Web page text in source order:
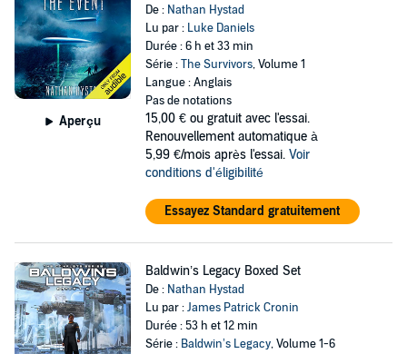
Aperçu
De : Nathan Hystad
Lu par : Luke Daniels
Durée : 6 h et 33 min
Série :The Survivors, Volume 1
Langue : Anglais
Pas de notations
15,00 € ou gratuit avec l'essai.
Renouvellement automatique à
5,99 €/mois après l'essai. Voir
conditions d'éligibilité
Essayez Standard gratuitement
Baldwin’s Legacy Boxed Set
De : Nathan Hystad
Lu par :James Patrick Cronin
Durée : 53 h et 12 min
Série : Baldwin’s Legacy, Volume 1-6